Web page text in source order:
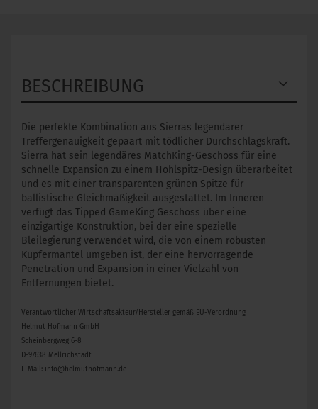
BESCHREIBUNG
Die perfekte Kombination aus Sierras legendärer
Treffergenauigkeit gepaart mit tödlicher Durchschlagskraft.
Sierra hat sein legendäres MatchKing-Geschoss für eine
schnelle Expansion zu einem Hohlspitz-Design überarbeitet
und es mit einer transparenten grünen Spitze für
ballistische Gleichmäßigkeit ausgestattet. Im Inneren
verfügt das Tipped GameKing Geschoss über eine
einzigartige Konstruktion, bei der eine spezielle
Bleilegierung verwendet wird, die von einem robusten
Kupfermantel umgeben ist, der eine hervorragende
Penetration und Expansion in einer Vielzahl von
Entfernungen bietet.
Verantwortlicher Wirtschaftsakteur/Hersteller gemäß EU-Verordnung
Helmut Hofmann GmbH
Scheinbergweg 6-8
D-97638 Mellrichstadt
E-Mail: info@helmuthofmann.de